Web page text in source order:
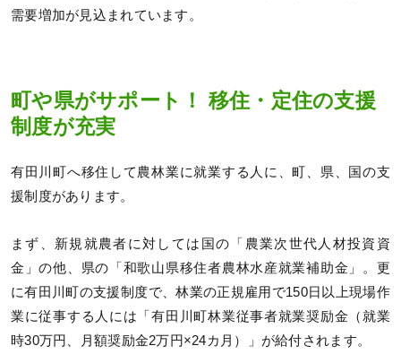
需要増加が見込まれています。
町や県がサポート！ 移住・定住の支援
制度が充実
有田川町へ移住して農林業に就業する人に、町、県、国の支
援制度があります。
まず、新規就農者に対しては国の「農業次世代人材投資資
金」の他、県の「和歌山県移住者農林水産就業補助金」。更
に有田川町の支援制度で、林業の正規雇用で150日以上現場作
業に従事する人には「有田川町林業従事者就業奨励金（就業
時30万円、月額奨励金2万円×24カ月）」が給付されます。